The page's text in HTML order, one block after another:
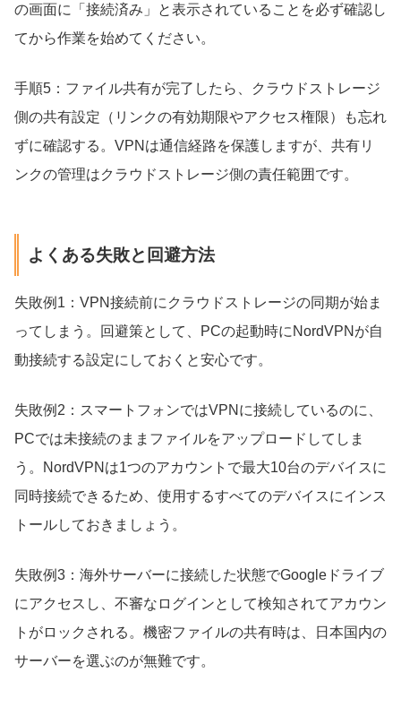
の画面に「接続済み」と表示されていることを必ず確認し
てから作業を始めてください。
手順5：ファイル共有が完了したら、クラウドストレージ
側の共有設定（リンクの有効期限やアクセス権限）も忘れ
ずに確認する。VPNは通信経路を保護しますが、共有リ
ンクの管理はクラウドストレージ側の責任範囲です。
よくある失敗と回避方法
失敗例1：VPN接続前にクラウドストレージの同期が始ま
ってしまう。回避策として、PCの起動時にNordVPNが自
動接続する設定にしておくと安心です。
失敗例2：スマートフォンではVPNに接続しているのに、
PCでは未接続のままファイルをアップロードしてしま
う。NordVPNは1つのアカウントで最大10台のデバイスに
同時接続できるため、使用するすべてのデバイスにインス
トールしておきましょう。
失敗例3：海外サーバーに接続した状態でGoogleドライブ
にアクセスし、不審なログインとして検知されてアカウン
トがロックされる。機密ファイルの共有時は、日本国内の
サーバーを選ぶのが無難です。